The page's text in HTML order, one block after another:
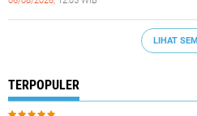
LIHAT
TERPOPULER